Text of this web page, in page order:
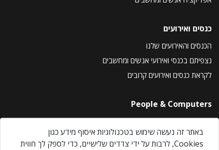
כנסים ואירועים
הכנסים והאירועים שלנו
נצפיתם בכנסי ואירועי אנשים ומחשבים
לקראת כנסים ואירועים קרובים
People & Computers
About Us
Privacy Policy
באתר זה נעשה שימוש בטכנולוגיות איסוף מידע כגון
Cookies, לרבות על ידי צדדים שלישיים, כדי לספק לך חווית